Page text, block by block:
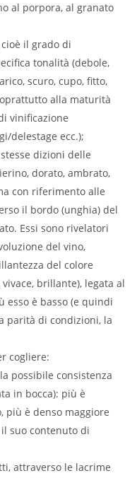
al porpora, al granato
il grado di
tonalità (debole,
scuro, cupo, fitto,
alla maturità
vinificazione
delestage ecc.);
dizioni delle
dorato, ambrato,
con riferimento alle
il bordo (unghia) del
Essi sono rivelatori
del vino,
del colore
brillante), legata al
esso è basso (e quindi
parità di condizioni, la
cogliere:
possibile consistenza
in bocca): più è
più è denso maggiore
suo contenuto di
attraverso le lacrime